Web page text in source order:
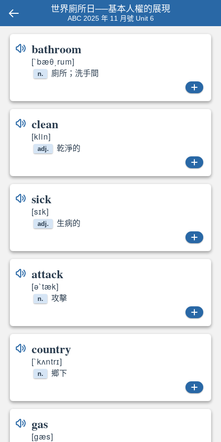
世界廁所日──基本人權的展現
ABC 2025 年 11 月號 Unit 6
bathroom
[`bæθ͵rum]
n. 廁所；洗手間
bathroom
clean
[klin]
adj. 乾淨的
clean
sick
[sɪk]
adj. 生病的
sick
attack
[ə`tæk]
n. 攻擊
attack
country
[`kʌntrɪ]
n. 鄉下
country
gas
[gæs]